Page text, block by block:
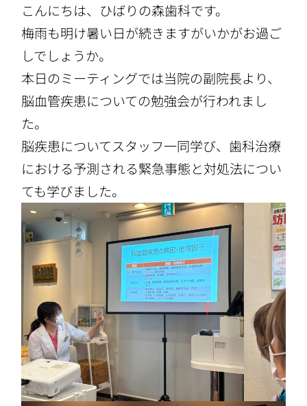
こんにちは、ひばりの森歯科です。
梅雨も明け暑い日が続きますがいかがお過ご
しでしょうか。
本日のミーティングでは当院の副院長より、
脳血管疾患についての勉強会が行われまし
た。
脳疾患についてスタッフ一同学び、歯科治療
における予測される緊急事態と対処法につい
ても学びました。